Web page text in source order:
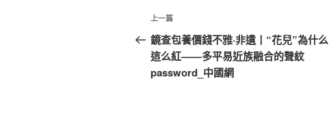
文
章
導
覽
上
一
篇
文
上一篇
鏡查包養價錢不雅·非遺丨“花兒”為什么
這么紅——多平易近族融合的聲紋
password_中國網